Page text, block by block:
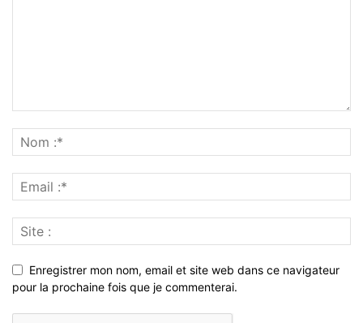
Enregistrer mon nom, email et site web dans ce navigateur
pour la prochaine fois que je commenterai.